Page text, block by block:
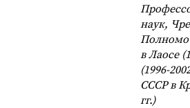
наук,
в Лаосе
(1996-
СССР в
гг.)